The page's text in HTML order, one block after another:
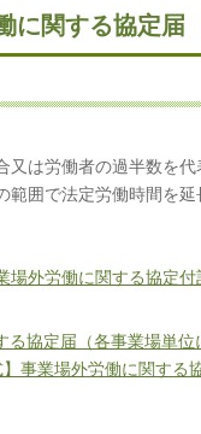
に関する協定
は労働者の過半数を
範囲で法定労働時間を
場外労働に関する協定付
る協定届（各事業場単
】事業場外労働に関する